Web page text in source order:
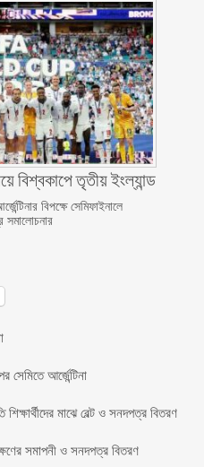
বিশ্বকাপে তৃতীয় ইংল্যান্ড
বিপক্ষে সেমিফাইনালে
সমালোচনার
সেমিতে আর্জেন্টিনা
মাঝে বেল্ট ও সনদপত্র বিতরণ
সমাপনী ও সনদপত্র বিতরণ